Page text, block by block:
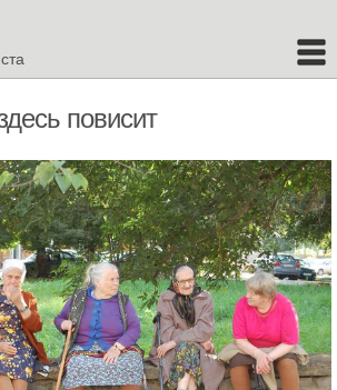
повисит